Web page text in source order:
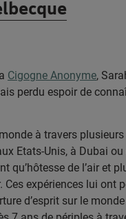
Cigogne Anonyme,
perdu espoir de
à travers
Etats-Unis, à Dubai ou
qu’hôtesse de l’air et
Ces expériences lui ont
d’esprit sur le